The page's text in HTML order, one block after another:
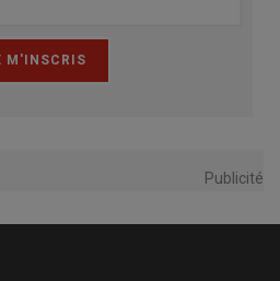
Publicité